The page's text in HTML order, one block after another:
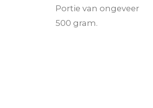
Portie van ongeveer
500 gram.